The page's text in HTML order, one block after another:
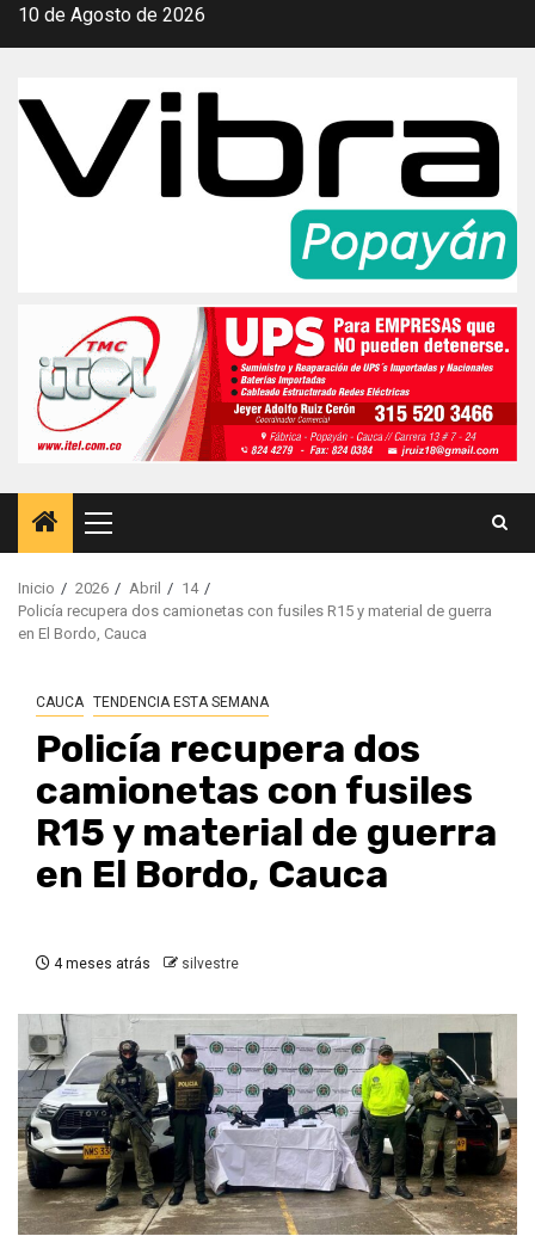
Saltar
10 de Agosto de 2026
Menú
principal
Inicio 2026 Abril
14
Policía recupera dos camionetas con fusiles R15 y material de guerra
en El Bordo, Cauca
CAUCA TENDENCIA ESTA SEMANA
Policía recupera dos
camionetas con fusiles
R15 y material de guerra
en El Bordo, Cauca
4 meses atrás silvestre